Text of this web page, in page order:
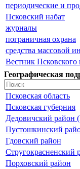
периодические и
Псковский набат
журналы
пограничная охрана
средства массовой
Вестник Псковского
Географическая
Псковская область
Псковская губерния
Дедовичский район
Пустошкинский
Гдовский район
Стругокрасненский
Порховский район